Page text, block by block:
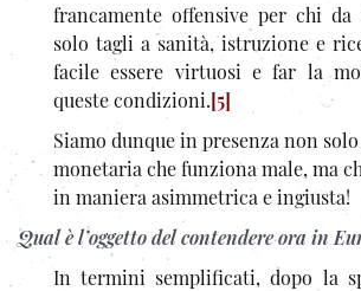
francamente offensive per chi
solo tagli a sanità, istruzione e
facile essere virtuosi e far la
queste condizioni.[5]
Siamo dunque in presenza non
monetaria che funziona male, ma
in maniera asimmetrica e ingiusta!
Qual è l’oggetto del contendere ora in
In termini semplificati, dopo la